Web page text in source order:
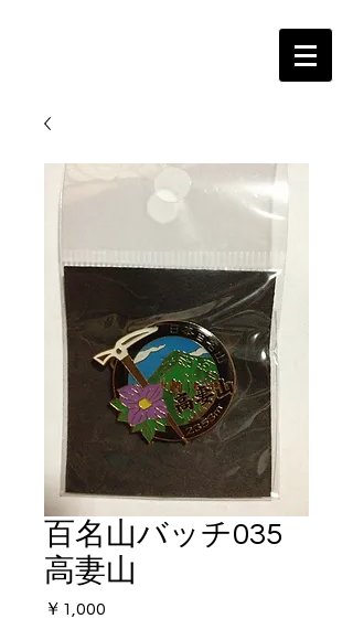
百名山バッチ035
高妻山
￥1,000